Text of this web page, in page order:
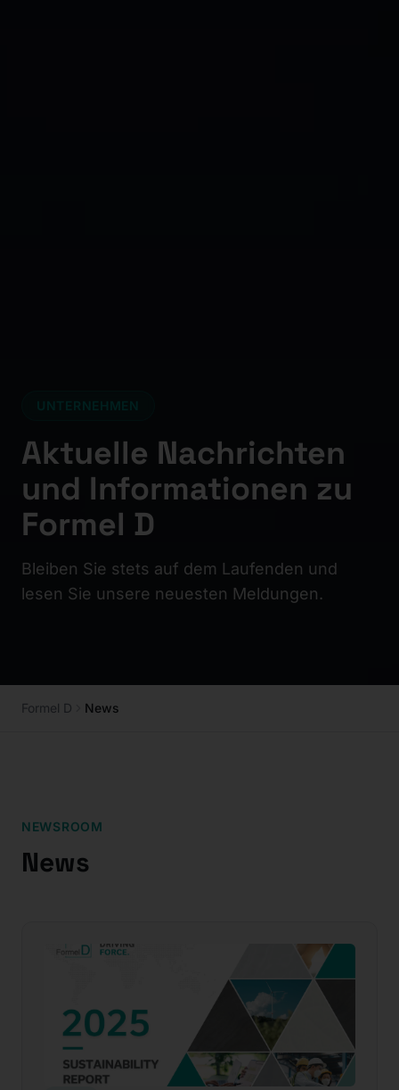
Aktuelle Nachrichten
und Informationen zu
Formel D
Bleiben Sie stets auf dem Laufenden und
lesen Sie unsere neuesten Meldungen.
Formel D News
NEWSROOM
News